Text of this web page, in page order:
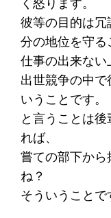
彼等の目的は冗
分の地位を守る
仕事の出来ない
出世競争の中で
いうことです。
と言うことは
れば、
嘗ての部下から
ね？
そういうことで